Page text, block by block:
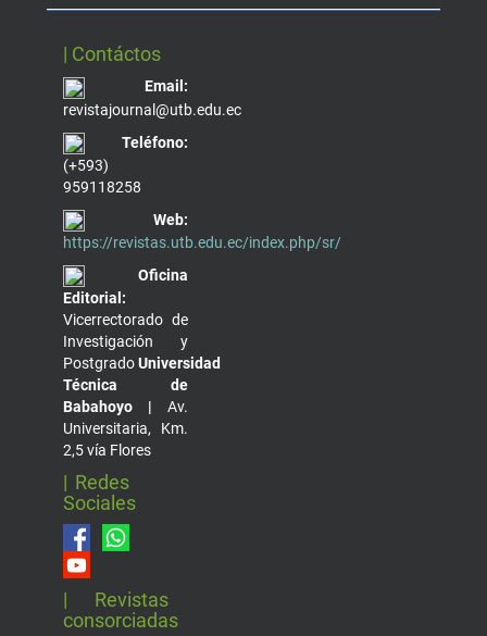
| Contáctos
Email:
revistajournal@utb.edu.ec
Teléfono:
(+593)
959118258
Web:
https://revistas.utb.edu.ec/index.php/sr/
Oficina
Editorial:
Vicerrectorado de
Investigación y
PostgradoUniversidad
Técnica de
Babahoyo | Av.
Universitaria, Km.
2,5 vía Flores
| Redes
Sociales
| Revistas
consorciadas